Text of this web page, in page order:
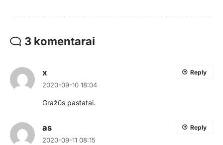
3 komentarai
x
2020-09-10 18:04
Gražūs pastatai.
Reply
as
2020-09-11 08:15
Reply